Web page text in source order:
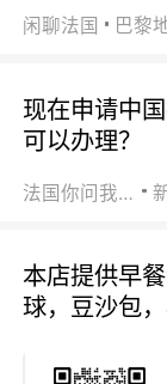
闲聊法国 巴黎
现在申请中
可以办理？
法国你问我答
本店提供早
球，豆沙包